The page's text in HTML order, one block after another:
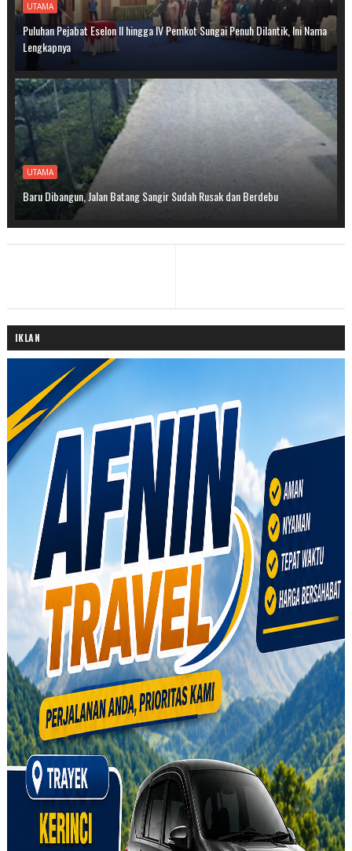
UTAMA
Puluhan Pejabat Eselon II hingga IV Pemkot Sungai Penuh Dilantik, Ini Nama
Lengkapnya
UTAMA
Baru Dibangun, Jalan Batang Sangir Sudah Rusak dan Berdebu
IKLAN